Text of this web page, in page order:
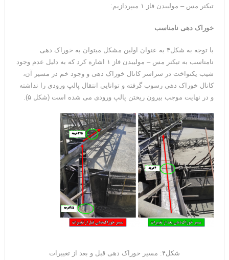
تیکنر مس – مولیبدن فاز ۱ میپردازیم:
خوراک دهی نامناسب
با توجه به شکل۴ به عنوان اولین مشکل میتوان به خوراک دهی
نامناسب به تیکنر مس – مولیبدن فاز ۱ اشاره کرد که به دلیل عدم وجود
شیب یکنواخت در سراسر کانال خوراک دهی و وجود خم در مسیر آن،
کانال خوراک دهی رسوب گرفته و توانایی انتقال پالپ ورودی را نداشته
و در نهایت موجب بیرون ریختن پالپ ورودی می شده است (شکل ۵).
شکل۴: مسیر خوراک دهی قبل و بعد از تغییرات